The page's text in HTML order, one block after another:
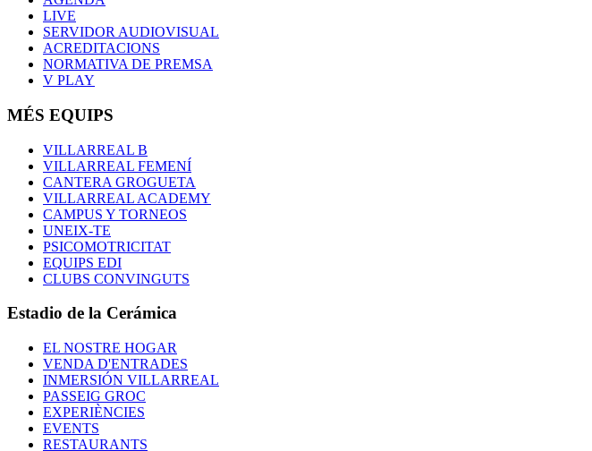
LIVE
SERVIDOR AUDIOVISUAL
ACREDITACIONS
NORMATIVA DE PREMSA
V PLAY
MÉS EQUIPS
VILLARREAL B
VILLARREAL FEMENÍ
CANTERA GROGUETA
VILLARREAL ACADEMY
CAMPUS Y TORNEOS
UNEIX-TE
PSICOMOTRICITAT
EQUIPS EDI
CLUBS CONVINGUTS
Estadio de la Cerámica
EL NOSTRE HOGAR
VENDA D'ENTRADES
INMERSIÓN VILLARREAL
PASSEIG GROC
EXPERIÈNCIES
EVENTS
RESTAURANTS